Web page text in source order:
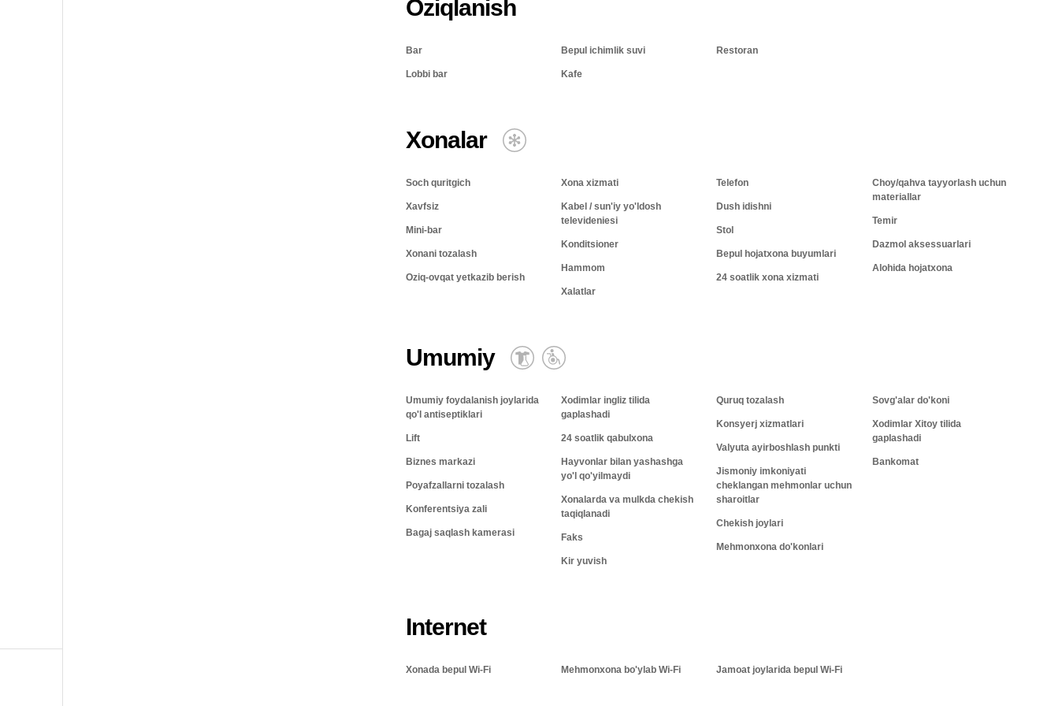
Oziqlanish
Bar
Lobbi bar
Bepul ichimlik suvi
Kafe
Restoran
Xonalar
Soch quritgich
Xavfsiz
Mini-bar
Xonani tozalash
Oziq-ovqat yetkazib berish
Xona xizmati
Kabel / sun'iy yo'ldosh
televideniesi
Konditsioner
Hammom
Xalatlar
Telefon
Dush idishni
Stol
Bepul hojatxona buyumlari
24 soatlik xona xizmati
Choy/qahva tayyorlash uchun
materiallar
Temir
Dazmol aksessuarlari
Alohida hojatxona
Umumiy
Umumiy foydalanish joylarida
qo'l antiseptiklari
Lift
Biznes markazi
Poyafzallarni tozalash
Konferentsiya zali
Bagaj saqlash kamerasi
Xodimlar ingliz tilida
gaplashadi
24 soatlik qabulxona
Hayvonlar bilan yashashga
yo'l qo'yilmaydi
Xonalarda va mulkda chekish
taqiqlanadi
Faks
Kir yuvish
Quruq tozalash
Konsyerj xizmatlari
Valyuta ayirboshlash punkti
Jismoniy imkoniyati
cheklangan mehmonlar uchun
sharoitlar
Chekish joylari
Mehmonxona do'konlari
Sovg'alar do'koni
Xodimlar Xitoy tilida
gaplashadi
Bankomat
Internet
Xonada bepul Wi-Fi Mehmonxona bo'ylab Wi-Fi Jamoat joylarida bepul Wi-Fi